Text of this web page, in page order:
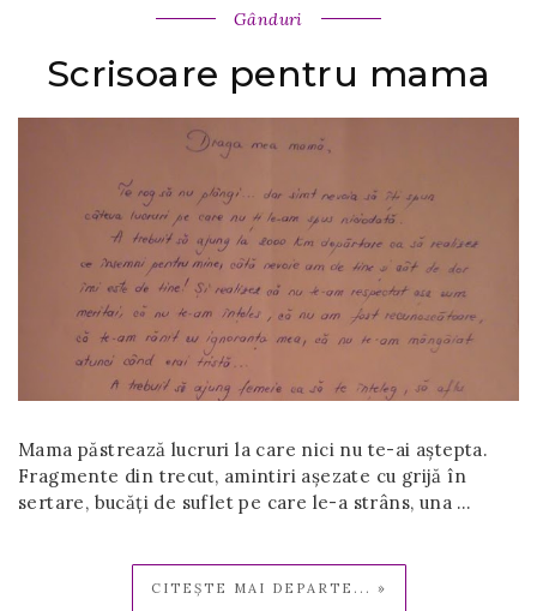
Gânduri
Scrisoare pentru mama
Mama păstrează lucruri la care nici nu te-ai aștepta.
Fragmente din trecut, amintiri așezate cu grijă în
sertare, bucăți de suflet pe care le-a strâns, una …
CITEȘTE MAI DEPARTE... »